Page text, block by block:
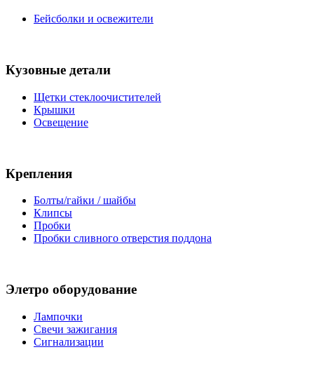
Бейсболки и освежители
Кузовные детали
Щетки стеклоочистителей
Крышки
Освещение
Крепления
Болты/гайки / шайбы
Клипсы
Пробки
Пробки сливного отверстия поддона
Элетро оборудование
Лампочки
Свечи зажигания
Сигнализации